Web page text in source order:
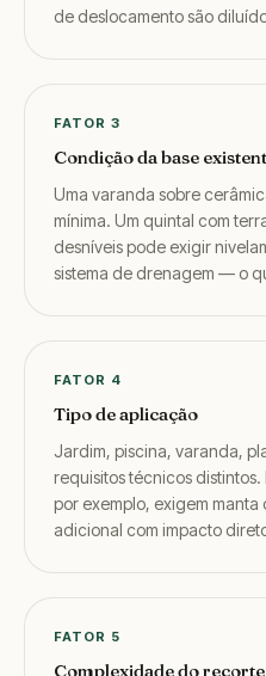
de deslocamento são
FATOR 3
Condição da base
Uma varanda sobre
mínima. Um quintal com
desníveis pode exigir
sistema de drenagem — o
FATOR 4
Tipo de aplicação
Jardim, piscina, varanda,
requisitos técnicos
por exemplo, exigem
adicional com impacto
FATOR 5
Complexidade do